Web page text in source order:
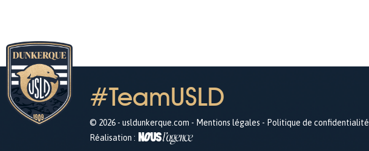
#TeamUSLD
© 2026 - usldunkerque.com - Mentions légales - Politique de confidentialité
Réalisation :